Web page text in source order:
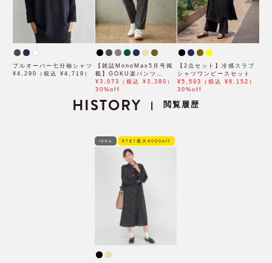
プルオーバー七分袖シャツ
¥4,290（税込 ¥4,719）
【雑誌MonoMax5月号掲
載】GOKU楽パンツ
EASY STRETCH 冷感ア
ンクル【接触冷感】「小泉
¥3,073（税込 ¥3,380）
30%off
【2点セット】冷感スラブ
シャツワンピースセット
¥5,593（税込 ¥6,152）
30%off
HISTORY | 閲覧履歴
ikka ﾓｱｵﾌ最大4000off